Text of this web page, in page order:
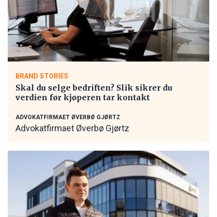
BRAND STORIES
Skal du selge bedriften? Slik sikrer du
verdien før kjøperen tar kontakt
ADVOKATFIRMAET ØVERBØ GJØRTZ
Advokatfirmaet Øverbø Gjørtz